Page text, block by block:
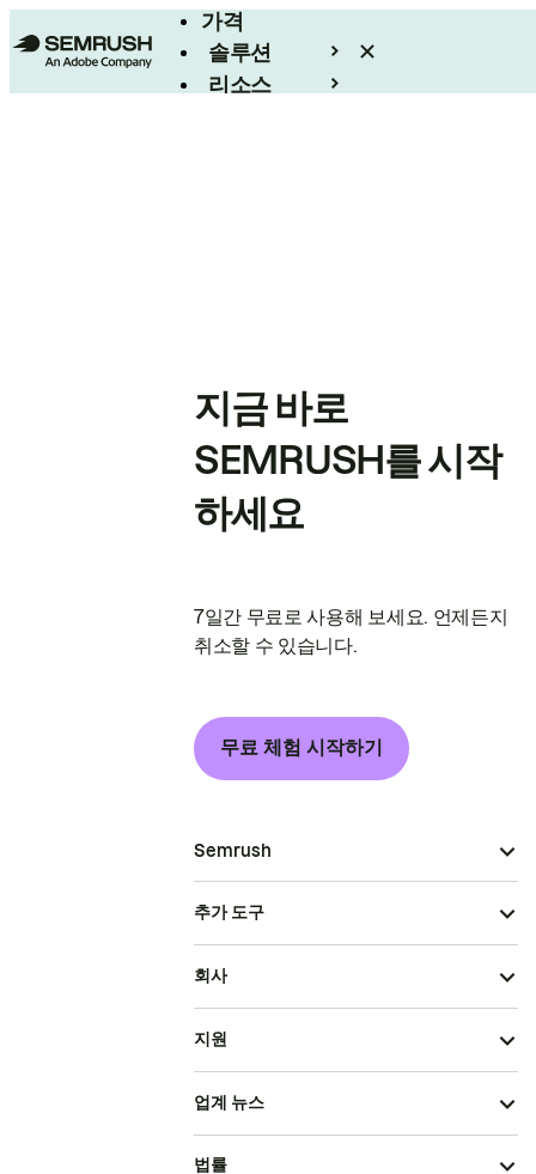
가격
솔루션
리소스
지금 바로
SEMRUSH를 시작
하세요
7일간 무료로 사용해 보세요. 언제든지
취소할 수 있습니다.
무료 체험 시작하기
Semrush
추가 도구
회사
지원
업계 뉴스
법률